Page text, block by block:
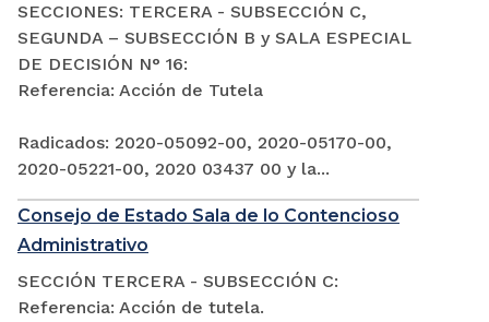
SECCIONES: TERCERA - SUBSECCIÓN C,
SEGUNDA – SUBSECCIÓN B y SALA ESPECIAL
DE DECISIÓN N° 16:
Referencia: Acción de Tutela
Radicados: 2020-05092-00, 2020-05170-00,
2020-05221-00, 2020 03437 00 y la...
Consejo de Estado Sala de lo Contencioso
Administrativo
SECCIÓN TERCERA - SUBSECCIÓN C:
Referencia: Acción de tutela.